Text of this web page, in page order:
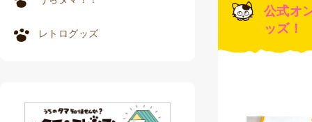
レトログッズ
公式オ
ッズ！